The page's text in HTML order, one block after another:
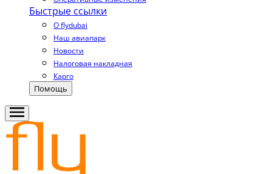
Быстрые ссылки
О flydubai
Наш авиапарк
Новости
Налоговая накладная
Карго
Помощь